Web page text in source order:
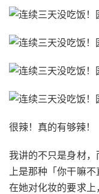
很辣！真的有够辣！
我讲的不只是身材
上是那种「你干嘛
在她对化妆的要求